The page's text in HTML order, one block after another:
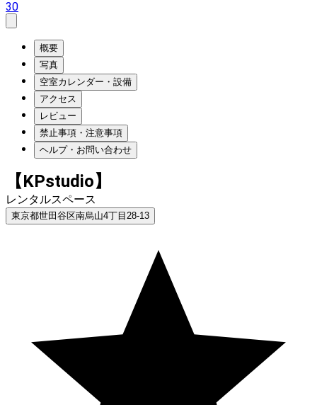
30
概要
写真
空室カレンダー・設備
アクセス
レビュー
禁止事項・注意事項
ヘルプ・お問い合わせ
【KPstudio】
レンタルスペース
東京都世田谷区南烏山4丁目28-13